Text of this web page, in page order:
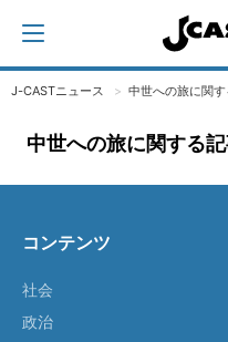
J-CASTニュース 中世への旅に関
中世への旅に関する
コンテンツ
社会
政治